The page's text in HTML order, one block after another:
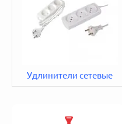
Удлинители сетевые